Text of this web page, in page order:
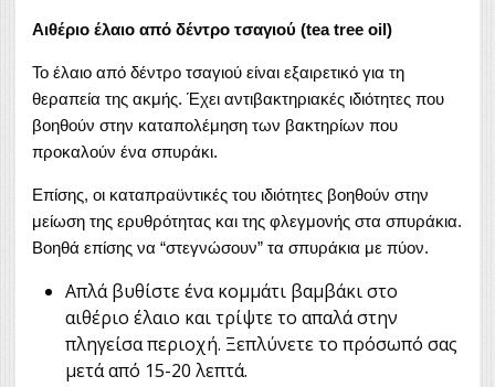
Αιθέριο έλαιο από δέντρο τσαγιού (tea tree oil)
Το έλαιο από δέντρο τσαγιού είναι εξαιρετικό για τη
θεραπεία της ακμής. Έχει αντιβακτηριακές ιδιότητες που
βοηθούν στην καταπολέμηση των βακτηρίων που
προκαλούν ένα σπυράκι.
Επίσης, οι καταπραϋντικές του ιδιότητες βοηθούν στην
μείωση της ερυθρότητας και της φλεγμονής στα σπυράκια.
Βοηθά επίσης να “στεγνώσουν” τα σπυράκια με πύον.
Απλά βυθίστε ένα κομμάτι βαμβάκι στο
αιθέριο έλαιο και τρίψτε το απαλά στην
πληγείσα περιοχή. Ξεπλύνετε το πρόσωπό σας
μετά από 15-20 λεπτά.